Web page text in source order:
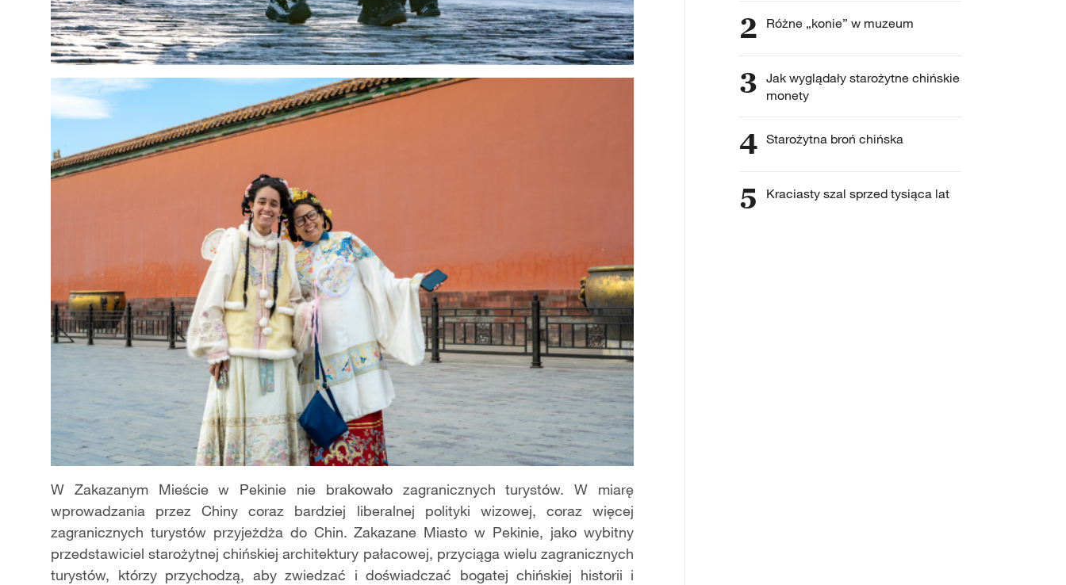
W Zakazanym Mieście w Pekinie nie brakowało zagranicznych turystów. W miarę
wprowadzania przez Chiny coraz bardziej liberalnej polityki wizowej, coraz więcej
zagranicznych turystów przyjeżdża do Chin. Zakazane Miasto w Pekinie, jako wybitny
przedstawiciel starożytnej chińskiej architektury pałacowej, przyciąga wielu zagranicznych
turystów, którzy przychodzą, aby zwiedzać i doświadczać bogatej chińskiej historii i
2 Różne „konie” w muzeum
3 Jak wyglądały starożytne chińskie
monety
4 Starożytna broń chińska
5 Kraciasty szal sprzed tysiąca lat